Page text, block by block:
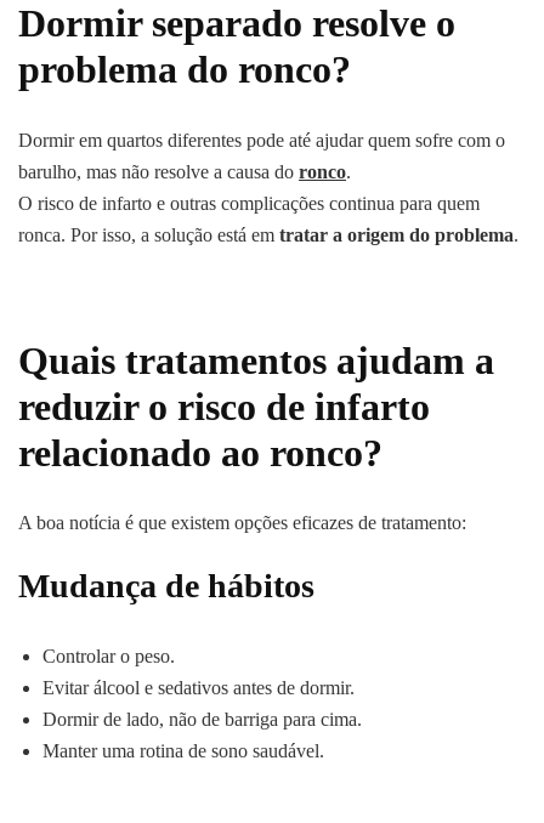
Dormir separado resolve o
problema do ronco?
Dormir em quartos diferentes pode até ajudar quem sofre com o
barulho, mas não resolve a causa do ronco.
O risco de infarto e outras complicações continua para quem
ronca. Por isso, a solução está em tratar a origem do problema.
Quais tratamentos ajudam a
reduzir o risco de infarto
relacionado ao ronco?
A boa notícia é que existem opções eficazes de tratamento:
Mudança de hábitos
Controlar o peso.
Evitar álcool e sedativos antes de dormir.
Dormir de lado, não de barriga para cima.
Manter uma rotina de sono saudável.